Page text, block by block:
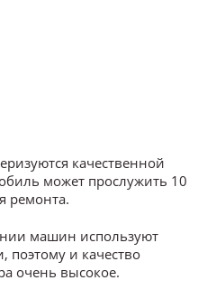
качественной
может прослужить 10
ремонта.
машин используют
поэтому и качество
очень высокое.